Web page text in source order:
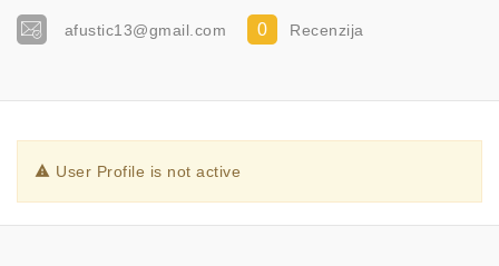
afustic13@gmail.com 0 Recenzija
User Profile is not active